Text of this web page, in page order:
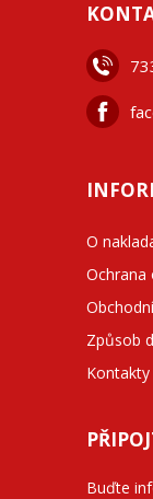
O
Ochrana
Způsob
Kontakty
Buďte